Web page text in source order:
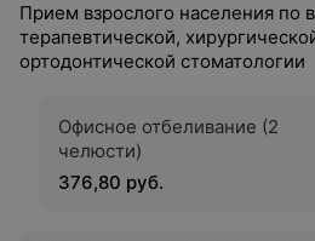
Прием взрослого населения по
терапевтической,
ортодонтической стоматологии
Офисное отбеливание (2
челюсти)
376,80 руб.